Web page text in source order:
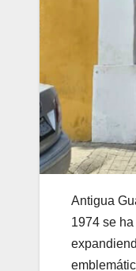
Antigua
1974 se